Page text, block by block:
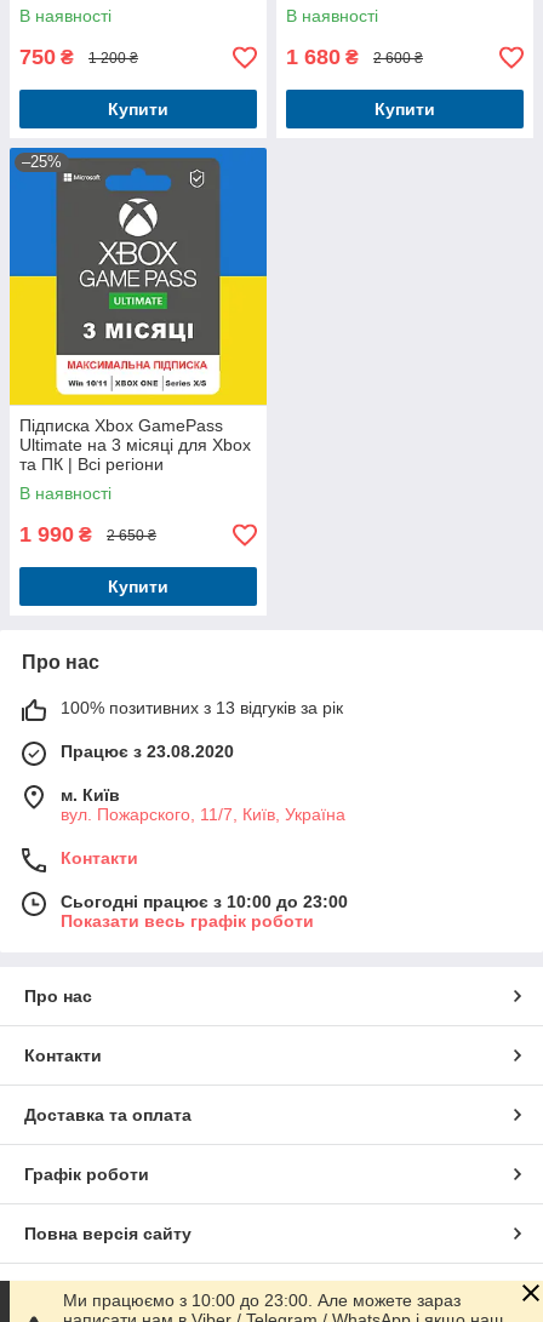
В наявності
750 ₴ 1 200 ₴
Купити
В наявності
1 680 ₴ 2 600 ₴
Купити
–25%
Підписка Xbox GamePass
Ultimate на 3 місяці для Xbox
та ПК | Всі регіони
В наявності
1 990 ₴ 2 650 ₴
Купити
Про нас
100% позитивних з 13 відгуків за рік
Працює з 23.08.2020
м. Київ
вул. Пожарского, 11/7, Київ, Україна
Контакти
Сьогодні працює з 10:00 до 23:00
Показати весь графік роботи
Про нас
Контакти
Доставка та оплата
Графік роботи
Повна версія сайту
Сайт створено на маркетплейсіProm.ua
Ми працюємо з 10:00 до 23:00. Але можете зараз